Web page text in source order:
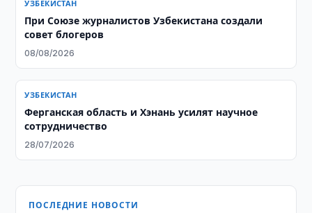
УЗБЕКИСТАН
При Союзе журналистов Узбекистана создали
совет блогеров
08/08/2026
УЗБЕКИСТАН
Ферганская область и Хэнань усилят научное
сотрудничество
28/07/2026
ПОСЛЕДНИЕ НОВОСТИ